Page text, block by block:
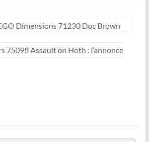
Dimensions 71230 Doc Brown
75098 Assault on Hoth : l’annonce